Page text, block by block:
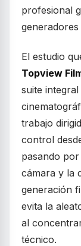
profesional
El estudio
Topview
suite
trabajo
control
pasando
cámara y la
generación
evita la
al
técnico.